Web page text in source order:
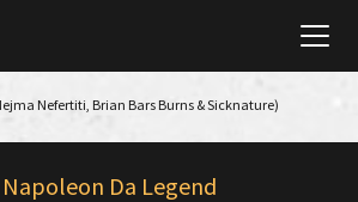
Nefertiti, Brian Bars Burns & Sicknature)
Napoleon Da Legend